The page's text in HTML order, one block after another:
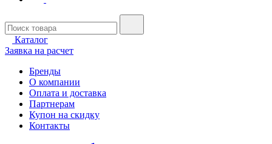
Каталог
Заявка на расчет
Бренды
О компании
Оплата и доставка
Партнерам
Купон на скидку
Контакты